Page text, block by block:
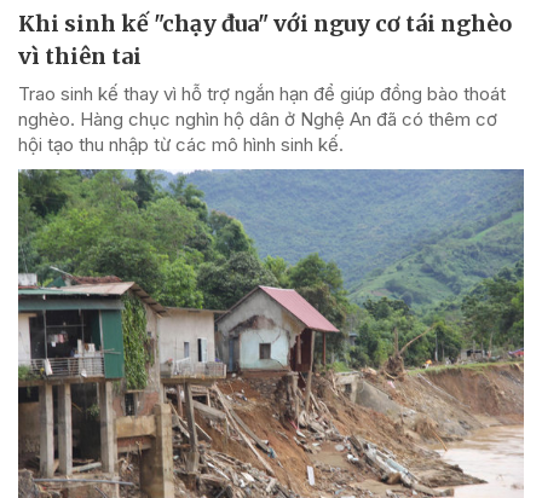
Khi sinh kế "chạy đua" với nguy cơ tái nghèo
vì thiên tai
Trao sinh kế thay vì hỗ trợ ngắn hạn để giúp đồng bào thoát
nghèo. Hàng chục nghìn hộ dân ở Nghệ An đã có thêm cơ
hội tạo thu nhập từ các mô hình sinh kế.